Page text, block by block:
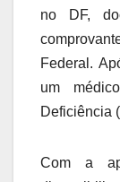
no DF,
Federal.
um
Deficiência
Com a